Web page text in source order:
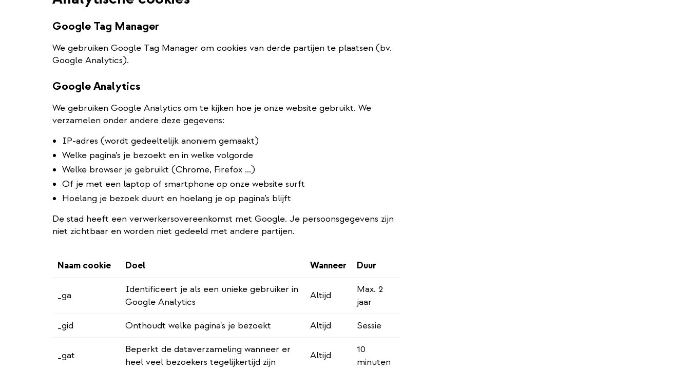
Google Tag Manager
We gebruiken Google Tag Manager om cookies van derde partijen te plaatsen (bv.
Google Analytics).
Google Analytics
We gebruiken Google Analytics om te kijken hoe je onze website gebruikt. We
verzamelen onder andere deze gegevens:
IP-adres (wordt gedeeltelijk anoniem gemaakt)
Welke pagina’s je bezoekt en in welke volgorde
Welke browser je gebruikt (Chrome, Firefox …)
Of je met een laptop of smartphone op onze website surft
Hoelang je bezoek duurt en hoelang je op pagina’s blijft
De stad heeft een verwerkersovereenkomst met Google. Je persoonsgegevens zijn
niet zichtbaar en worden niet gedeeld met andere partijen.
Naam cookie Doel Wanneer Duur
_ga
Identificeert je als een unieke gebruiker in
Google Analytics
Altijd
Max. 2
jaar
_gid
Onthoudt welke pagina's je bezoekt Altijd Sessie
_gat
Beperkt de dataverzameling wanneer er
heel veel bezoekers tegelijkertijd zijn
Altijd
10
minuten